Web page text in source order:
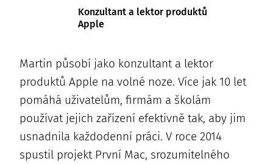
Konzultant a lektor produktů
Apple
Martin působí jako konzultant a lektor
produktů Apple na volné noze. Více jak 10 let
pomáhá uživatelům, firmám a školám
používat jejich zařízení efektivně tak, aby jim
usnadnila každodenní práci. V roce 2014
spustil projekt První Mac, srozumitelného